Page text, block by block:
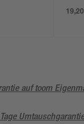
auf toom
Umtauschgarantie